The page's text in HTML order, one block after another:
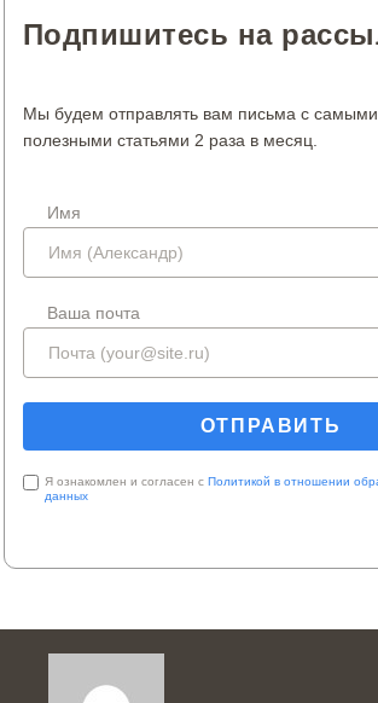
Подпишитесь на
Мы будем отправлять вам письма с
полезными статьями 2 раза в месяц.
Имя
Ваша почта
Я ознакомлен и согласен с Политикой в отношении
данных